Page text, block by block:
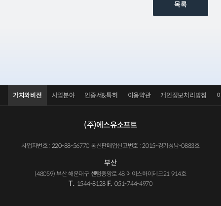
목록
가치와비전 사업분야 인증서&특허 이용약관 개인정보처리방침
(주)에스유소프트
사업자번호 : 220-88-56770 통신판매업신고번호 : 2015-경기성남-0883호
부산
(48059) 부산 해운대구 센텀중앙로 48 에이스하이테크21 914호
T. 1544-8128 F. 051-744-4970